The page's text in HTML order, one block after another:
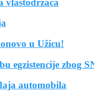
u Užicu!
egzistencije zbog
automobila